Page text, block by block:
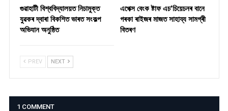
গুৱাহাটী বিশ্ববিদ্যালয়ত নিচামুক্ত
যুৱকৰ দ্বাৰা বিকশিত ভাৰত সংকল্প
অভিযান অনুষ্ঠিত
​এপেক্স বেংক ষ্টাফ এচ’চিয়েচনৰ বানে
গৰকা ৰাইজৰ মাজত সাহায্য সামগ্ৰী
বিতৰণ ​
PREV NEXT
1 COMMENT